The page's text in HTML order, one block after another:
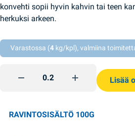
konvehti sopii hyvin kahvin tai teen
herkuksi arkeen.
Varastossa (4 kg/kpl), valmiina
Tortini Kyiv Ametist quantity
Lisää
RAVINTOSISÄLTÖ 100G